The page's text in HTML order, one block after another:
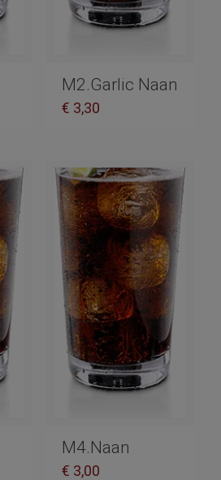
M2.Garlic Naan
€ 3,30
M4.Naan
€ 3,00